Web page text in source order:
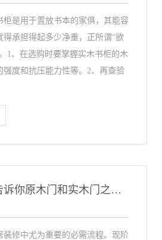
柜是用于置放书本的家俱，其能容
得承担得起多少净重，正所谓“欲
1、在选购时要掌握实木书柜的木
强度和抗压能力性等。2、再查验
全屋定制厂家告诉你原木门和实木门之间的优缺点
装修中尤为重要的必需流程。现阶